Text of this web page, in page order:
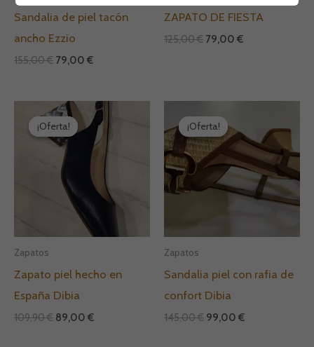
Sandalia de piel tacón
ancho Ezzio
155,00€ 79,00 €
ZAPATO DE FIESTA
125,00€ 79,00 €
¡Oferta!
¡Oferta!
Zapatos
Zapato piel hecho en
España Dibia
109,90€
El
precio
original
era:
109,90 €.
89,00 €
El
precio
actual
es:
89,00 €.
¡Oferta!
¡Oferta!
Zapatos
Sandalia piel con rafia de
confort Dibia
145,00€
precio
original
era:
145,00 €.
99,00 €
actual
es:
99,00 €.